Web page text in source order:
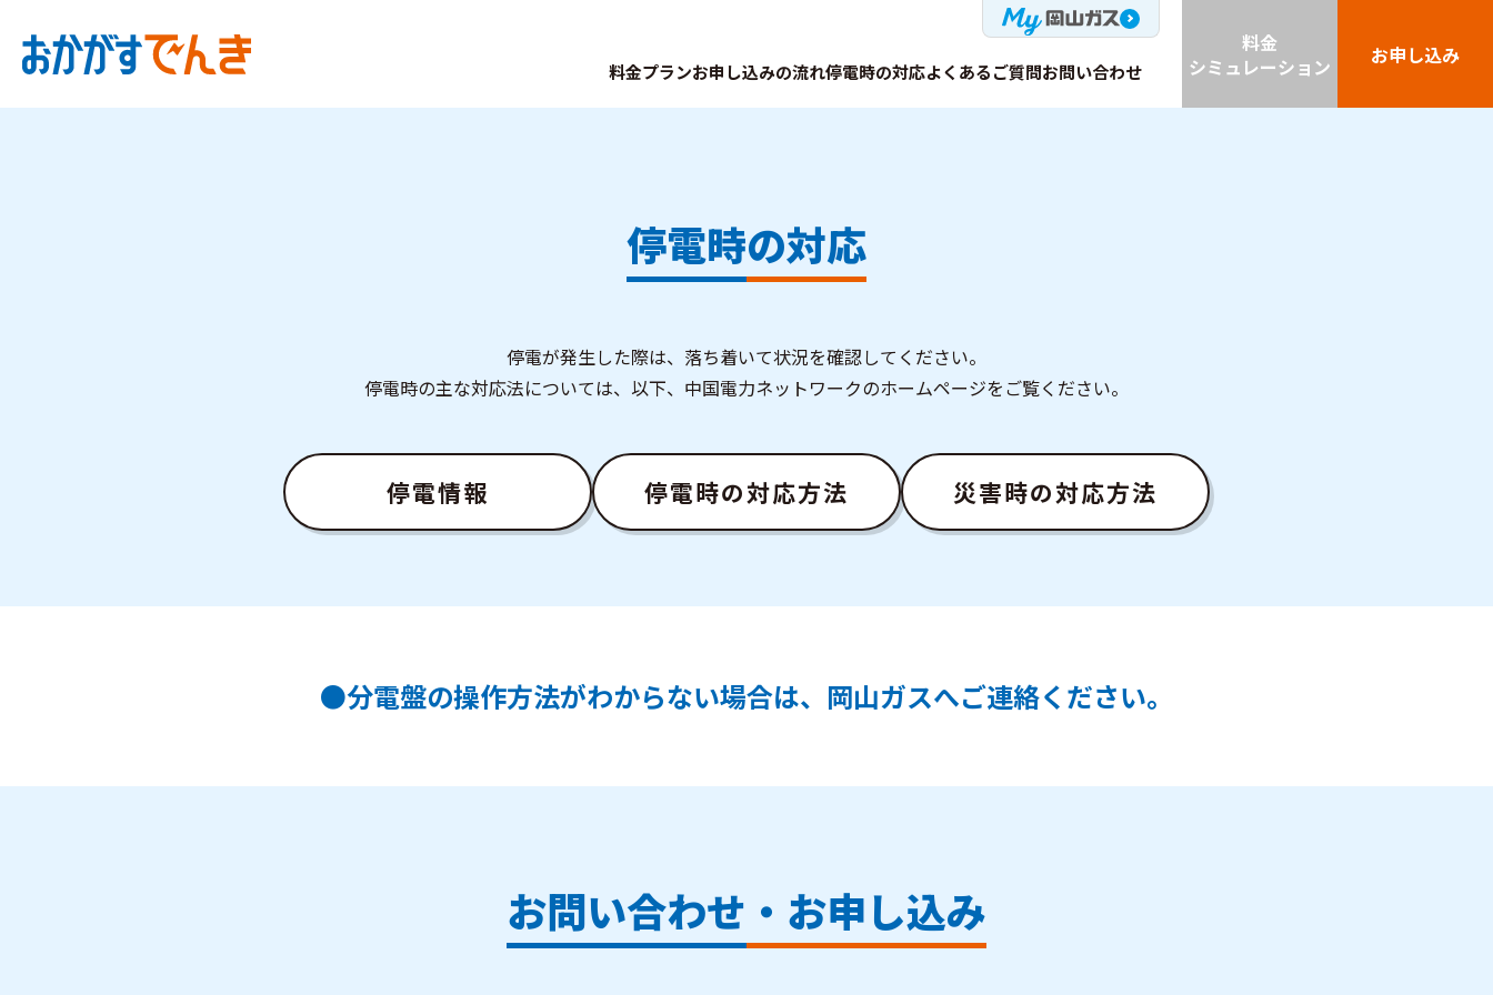
料金
シミュレーション
お申し込み
料金プランお申し込みの流れ停電時の対応よくあるご質問お問い合わせ
停電時の対応
停電が発生した際は、落ち着いて状況を確認してください。
停電時の主な対応法については、以下、中国電力ネットワークのホームページをご覧ください。
停電情報 停電時の対応方法 災害時の対応方法
●分電盤の操作方法がわからない場合は、岡山ガスへご連絡ください。
お問い合わせ・お申し込み